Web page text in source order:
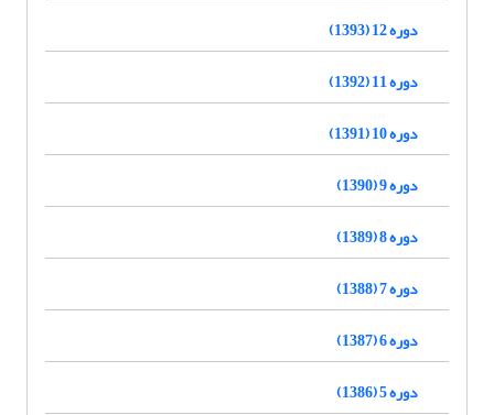
دوره 12 (1393)
دوره 11 (1392)
دوره 10 (1391)
دوره 9 (1390)
دوره 8 (1389)
دوره 7 (1388)
دوره 6 (1387)
دوره 5 (1386)